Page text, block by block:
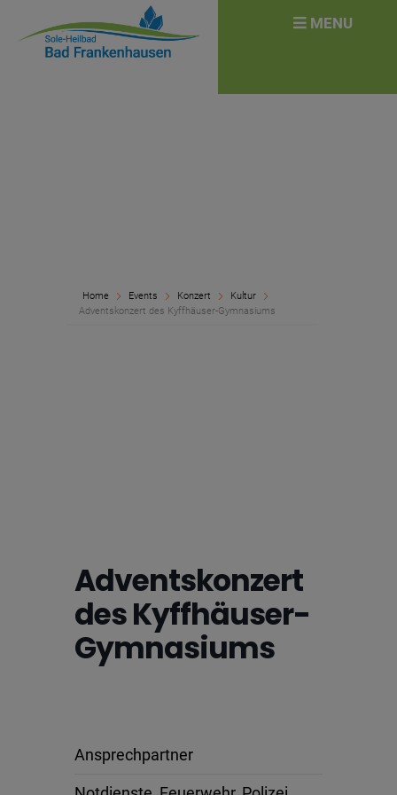
Home Events Konzert
Kultur
Adventskonzert des Kyffhäuser-Gymnasiums
Adventskonzert
des Kyffhäuser-
Gymnasiums
Ansprechpartner
for: